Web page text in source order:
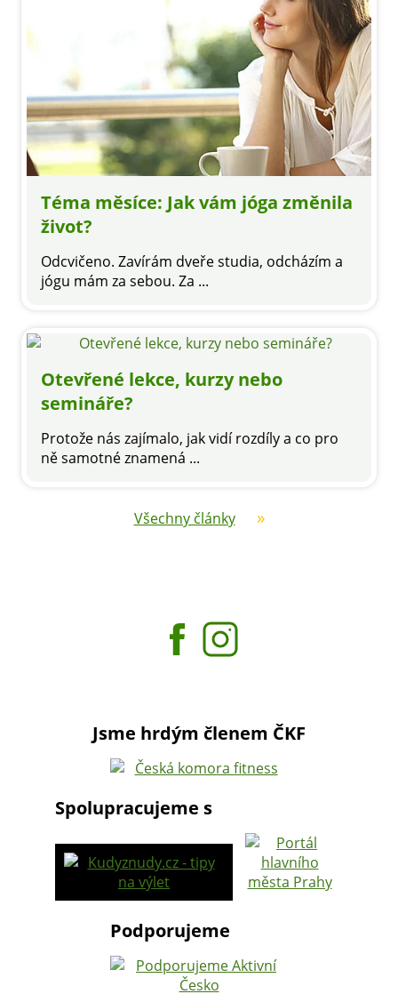
Téma měsíce: Jak vám jóga změnila
život?
Odcvičeno. Zavírám dveře studia, odcházím a
jógu mám za sebou. Za ...
Otevřené lekce, kurzy nebo
semináře?
Protože nás zajímalo, jak vidí rozdíly a co pro
ně samotné znamená ...
Všechny články
Jsme hrdým členem ČKF
Spolupracujeme s
Podporujeme